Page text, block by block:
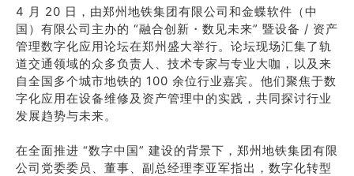
4 月 20 日，由郑州地铁集团有限公司和金蝶软件（中
国）有限公司主办的 “融合创新・数见未来” 暨设备 / 资产
管理数字化应用论坛在郑州盛大举行。论坛现场汇集了轨
道交通领域的众多负责人、技术专家与专业大咖，以及来
自全国多个城市地铁的 100 余位行业嘉宾。他们聚焦于数
字化应用在设备维修及资产管理中的实践，共同探讨行业
发展趋势与未来。
在全面推进 “数字中国” 建设的背景下，郑州地铁集团有限
公司党委委员、董事、副总经理李亚军指出，数字化转型